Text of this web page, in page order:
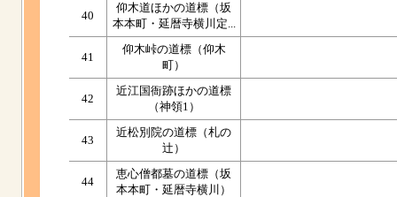
40
仰木道ほかの道標（坂
本本町・延暦寺横川定...
41
仰木峠の道標（仰木
町）
42
近江国衙跡ほかの道標
（神領1）
43
近松別院の道標（札の
辻）
44
恵心僧都墓の道標（坂
本本町・延暦寺横川）